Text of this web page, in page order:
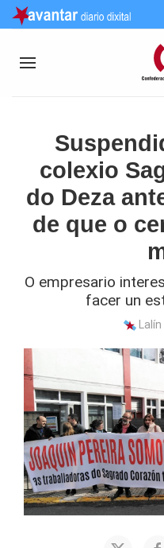
colexio
do Deza
de que o
O empresario
facer un
Lalín